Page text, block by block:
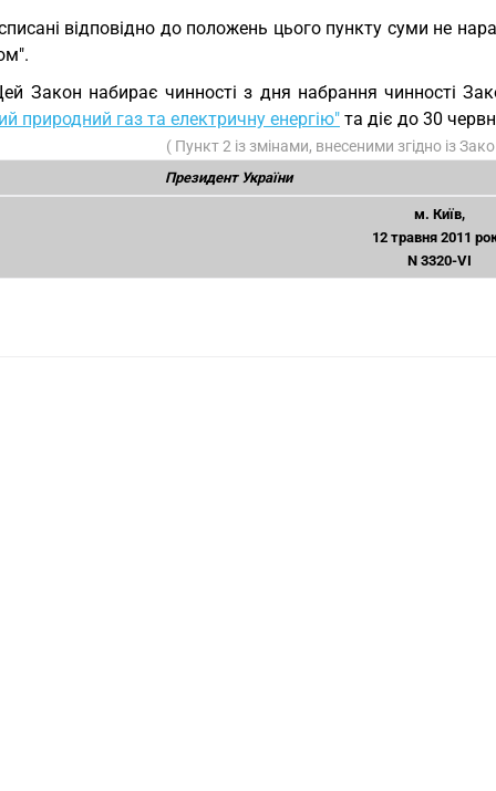
відповідно до положень цього пункту суми не
Закон набирає чинності з дня набрання чинності
природний газ та електричну енергію" та діє до 30
( Пункт 2 із змінами, внесеними згідно із
Президент України
м. Київ,
12 травня 2011
N 3320-VI